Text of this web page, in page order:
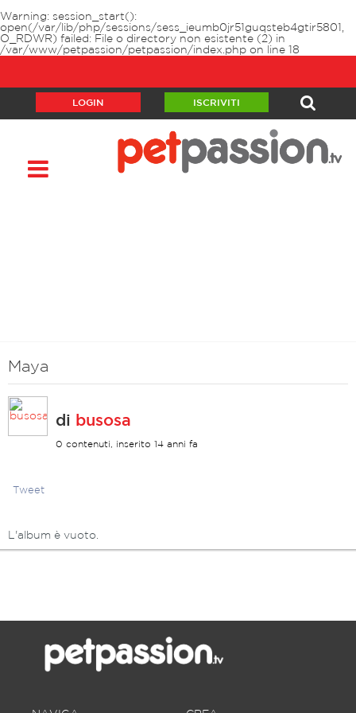
Warning: session_start():
open(/var/lib/php/sessions/sess_ieumb0jr51guqsteb4gtir5801,
O_RDWR) failed: File o directory non esistente (2) in
/var/www/petpassion/petpassion/index.php on line 18
LOGIN ISCRIVITI
Maya
di busosa
0 contenuti, inserito 14 anni fa
Tweet
L'album è vuoto.